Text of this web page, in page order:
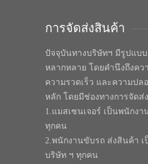
การจัดส่งสินค้า
ปัจจุบันทางบริษัทฯ มีรูปแบ
หลากหลาย โดยคำนึงถึงคว
ความรวดเร็ว และความปล
หลัก โดยมีช่องทางการจัดส่
1.แมสเซนเจอร์ เป็นพนักง
ทุกคน
2.พนักงานขับรถ ส่งสินค้า
บริษัท ฯ ทุกคน